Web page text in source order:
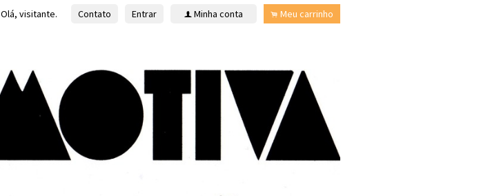
Olá, visitante. Contato Entrar f Minha conta . Meu carrinho